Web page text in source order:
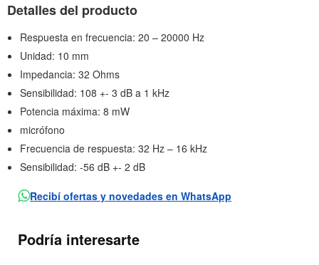
Detalles del producto
Respuesta en frecuencia: 20 – 20000 Hz
Unidad: 10 mm
Impedancia: 32 Ohms
Sensibilidad: 108 +- 3 dB a 1 kHz
Potencia máxima: 8 mW
micrófono
Frecuencia de respuesta: 32 Hz – 16 kHz
Sensibilidad: -56 dB +- 2 dB
Recibí ofertas y novedades en WhatsApp
Podría interesarte